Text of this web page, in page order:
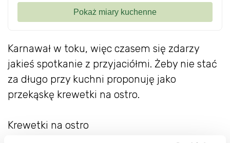
Karnawał w toku, więc czasem się zdarzy
jakieś spotkanie z przyjaciółmi. Żeby nie stać
za długo przy kuchni proponuję jako
przekąskę krewetki na ostro.
Krewetki na ostro